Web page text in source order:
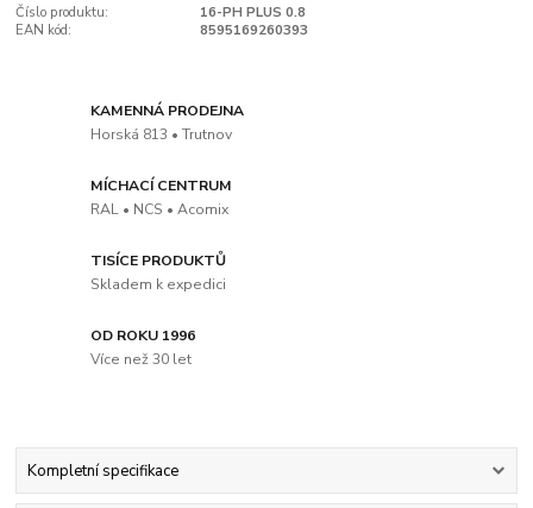
Číslo produktu:
16-PH PLUS 0.8
EAN kód:
8595169260393
KAMENNÁ PRODEJNA
Horská 813 • Trutnov
MÍCHACÍ CENTRUM
RAL • NCS • Acomix
TISÍCE PRODUKTŮ
Skladem k expedici
OD ROKU 1996
Více než 30 let
Kompletní specifikace